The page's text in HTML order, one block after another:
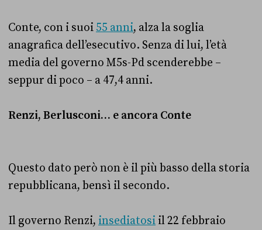
Conte, con i suoi 55 anni, alza la soglia
anagrafica dell’esecutivo. Senza di lui, l’età
media del governo M5s-Pd scenderebbe –
seppur di poco – a 47,4 anni.
Renzi, Berlusconi… e ancora Conte
Questo dato però non è il più basso della storia
repubblicana, bensì il secondo.
Il governo Renzi, insediatosi il 22 febbraio